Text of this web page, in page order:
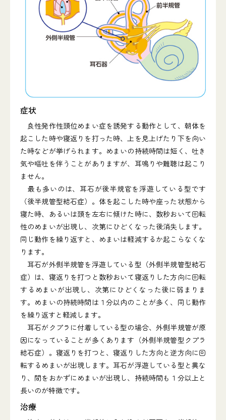
症状
良性発作性頭位めまい症を誘発する動作として、朝体を
起こした時や寝返りを打った時、上を見上げたり下を向い
た時などが挙げられます。めまいの持続時間は短く、吐き
気や嘔吐を伴うことがありますが、耳鳴りや難聴は起こり
ません。
最も多いのは、耳石が後半規官を浮遊している型です
（後半規管型結石症）。体を起こした時や座った状態から
寝た時、あるいは頭を左右に傾けた時に、数秒おいて回転
性のめまいが出現し、次第にひどくなった後消失します。
同じ動作を繰り返すと、めまいは軽減するか起こらなくな
ります。
耳石が外側半規管を浮遊している型（外側半規管型結石
症）は、寝返りを打つと数秒おいて寝返りした方向に回転
するめまいが出現し、次第にひどくなった後に弱まりま
す。めまいの持続時間は１分以内のことが多く、同じ動作
を繰り返すと軽減します。
耳石がクプラに付着している型の場合、外側半規管が原
因になっていることが多くあります（外側半規管型クプラ
結石症）。寝返りを打つと、寝返りした方向と逆方向に回
転するめまいが出現します。耳石が浮遊している型と異な
り、間をおかずにめまいが出現し、持続時間も１分以上と
長いのが特徴です。
治療